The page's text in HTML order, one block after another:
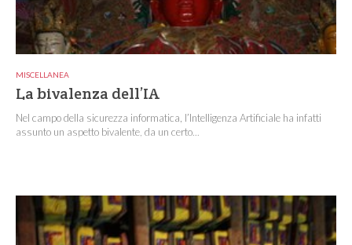
MISCELLANEA
La bivalenza dell’IA
Nel campo della sicurezza informatica, l’Intelligenza Artificiale ha infatti
assunto un aspetto bivalente, da un certo...